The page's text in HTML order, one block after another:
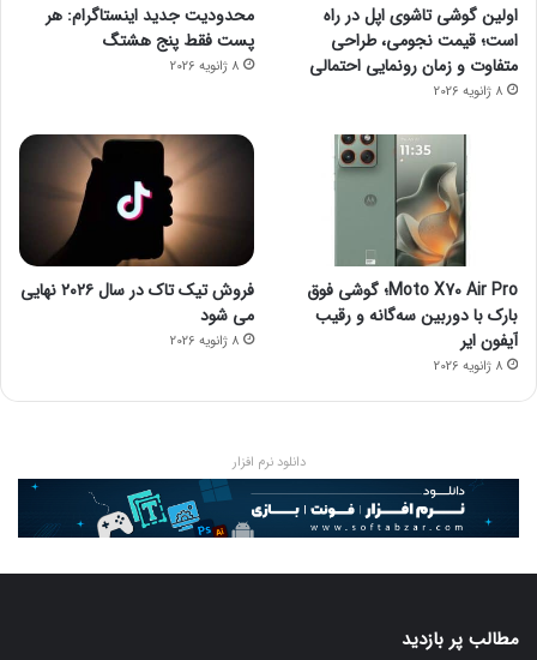
اولین گوشی تاشوی اپل در راه
است؛ قیمت نجومی، طراحی
متفاوت و زمان رونمایی احتمالی
8 ژانویه 2026
محدودیت جدید اینستاگرام: هر
پست فقط پنج هشتگ
8 ژانویه 2026
Moto X70 Air Pro؛ گوشی فوق
بارک با دوربین سه‌گانه و رقیب
آیفون ایر
8 ژانویه 2026
فروش تیک تاک در سال ۲۰۲۶ نهایی
می شود
8 ژانویه 2026
دانلود نرم افزار
مطالب پر بازدید